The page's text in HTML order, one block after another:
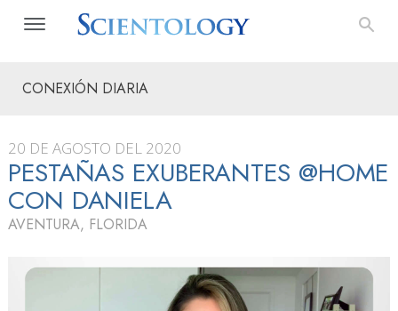
CONEXIÓN DIARIA
20 DE AGOSTO DEL 2020
PESTAÑAS EXUBERANTES @HOME
CON DANIELA
AVENTURA, FLORIDA